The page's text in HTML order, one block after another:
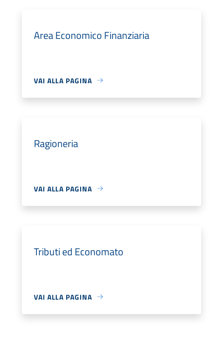
Area Economico Finanziaria
VAI ALLA PAGINA
Ragioneria
VAI ALLA PAGINA
Tributi ed Economato
VAI ALLA PAGINA